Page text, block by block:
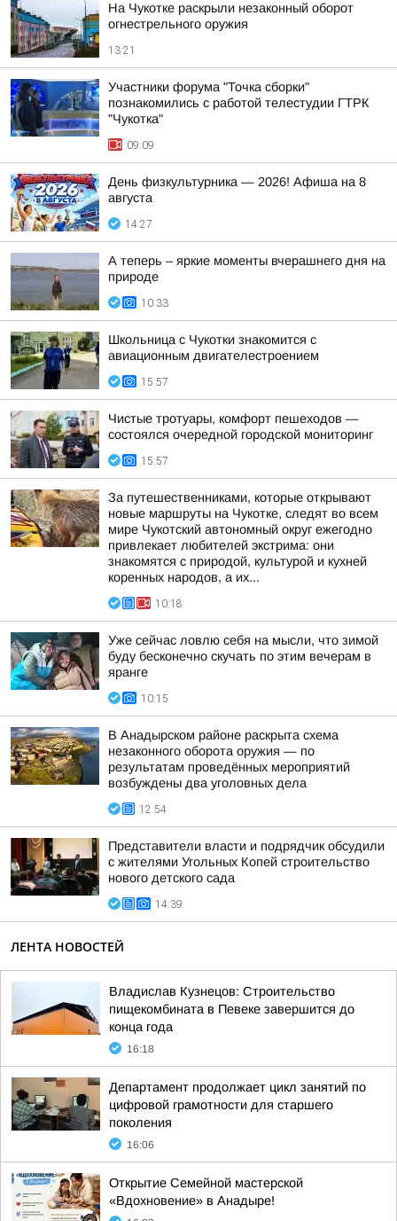
На Чукотке раскрыли незаконный оборот
огнестрельного оружия
13:21
Участники форума "Точка сборки"
познакомились с работой телестудии ГТРК
"Чукотка"
09:09
День физкультурника — 2026! Афиша на 8
августа
14:27
А теперь – яркие моменты вчерашнего дня на
природе
10:33
Школьница с Чукотки знакомится с
авиационным двигателестроением
15:57
Чистые тротуары, комфорт пешеходов —
состоялся очередной городской мониторинг
15:57
За путешественниками, которые открывают
новые маршруты на Чукотке, следят во всем
мире Чукотский автономный округ ежегодно
привлекает любителей экстрима: они
знакомятся с природой, культурой и кухней
коренных народов, а их...
10:18
Уже сейчас ловлю себя на мысли, что зимой
буду бесконечно скучать по этим вечерам в
яранге
10:15
В Анадырском районе раскрыта схема
незаконного оборота оружия — по
результатам проведённых мероприятий
возбуждены два уголовных дела
12:54
Представители власти и подрядчик обсудили
с жителями Угольных Копей строительство
нового детского сада
14:39
ЛЕНТА НОВОСТЕЙ
Владислав Кузнецов: Строительство
пищекомбината в Певеке завершится до
конца года
16:18
Департамент продолжает цикл занятий по
цифровой грамотности для старшего
поколения
16:06
Открытие Семейной мастерской
«Вдохновение» в Анадыре!